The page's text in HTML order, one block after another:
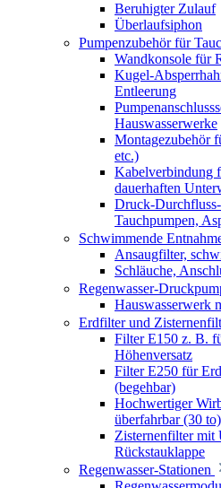
Beruhigter Zulauf
Überlaufsiphon
Pumpenzubehör für
Wandkonsole für
Kugel-
Entleerung
Hauswasserwerke
Montagezubehör
etc.)
Kabelverbindung
dauerhaften
Druck-
Tauchpumpen,
Schwimmende
Ansaugfilter,
Schläuche,
Regenwasser-
Hauswasserwerk
Erdfilter und
Filter E150 z. B.
Höhenversatz
Filter E250 für
(begehbar)
Hochwertiger
überfahrbar (30 to)
Zisternenfilter mit
Rückstauklappe
Regenwasser-Stationen